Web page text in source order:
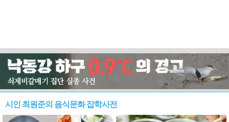
시인 최원준의 음식문화 잡학사전